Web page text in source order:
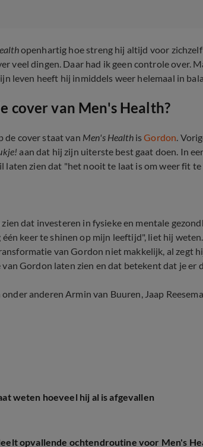
openhartig hoe streng hij altijd voor
veel dingen. Daar had ik geen controle over.
leven heeft hij inmiddels weer helemaal in
cover van Men's Health?
de cover staat van Men's HealthisGordon.
aan dat hij zijn uiterste best gaat doen. In
laten zien dat "het nooit te laat is om weer fit te
op de cover van Men's Health
dat investeren in fysieke en mentale
keer te shinen op mijn leeftijd", liet hij
van Gordon niet makkelijk, al zegt
Gordon laten zien en dat betekent dat je er
anderen Armin van Buuren, Jaap
Men's Health-cover
weten hoeveel hij al is afgevallen
opvallende ochtendroutine voor Men's